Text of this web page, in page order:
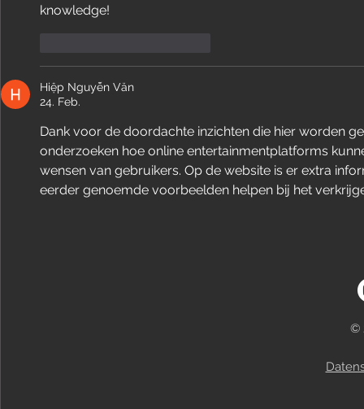
knowledge!
Hiệp Nguyễn Văn
24. Feb.
Dank voor de doordachte inzichten die hier worden
onderzoeken hoe online entertainmentplatforms
wensen van gebruikers. Op de website is er extra
eerder genoemde voorbeelden helpen bij het
©